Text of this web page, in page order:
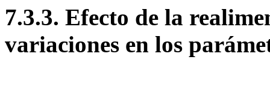
7.3.3. Efecto de la
variaciones en los